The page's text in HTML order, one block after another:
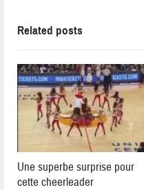
Related posts
Une superbe surprise pour
cette cheerleader